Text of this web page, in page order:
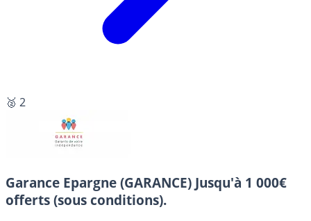
🥈 2
Garance Epargne (GARANCE) Jusqu'à 1 000€
offerts (sous conditions).